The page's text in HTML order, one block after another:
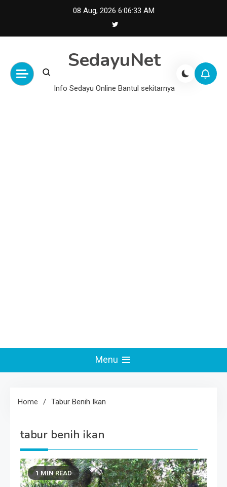
08 Aug, 2026 6:06:34 AM
SedayuNet
Info Sedayu Online Bantul sekitarnya
Menu
Home Tabur Benih Ikan
tabur benih ikan
1 MIN READ